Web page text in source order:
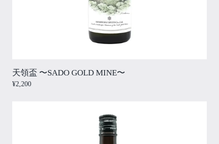
天領盃 〜SADO GOLD MINE〜
¥2,200